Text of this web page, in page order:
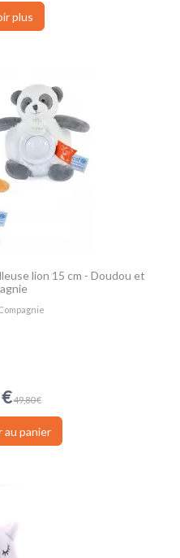
plus
lion 15 cm - Doudou et
49,80 €
au panier